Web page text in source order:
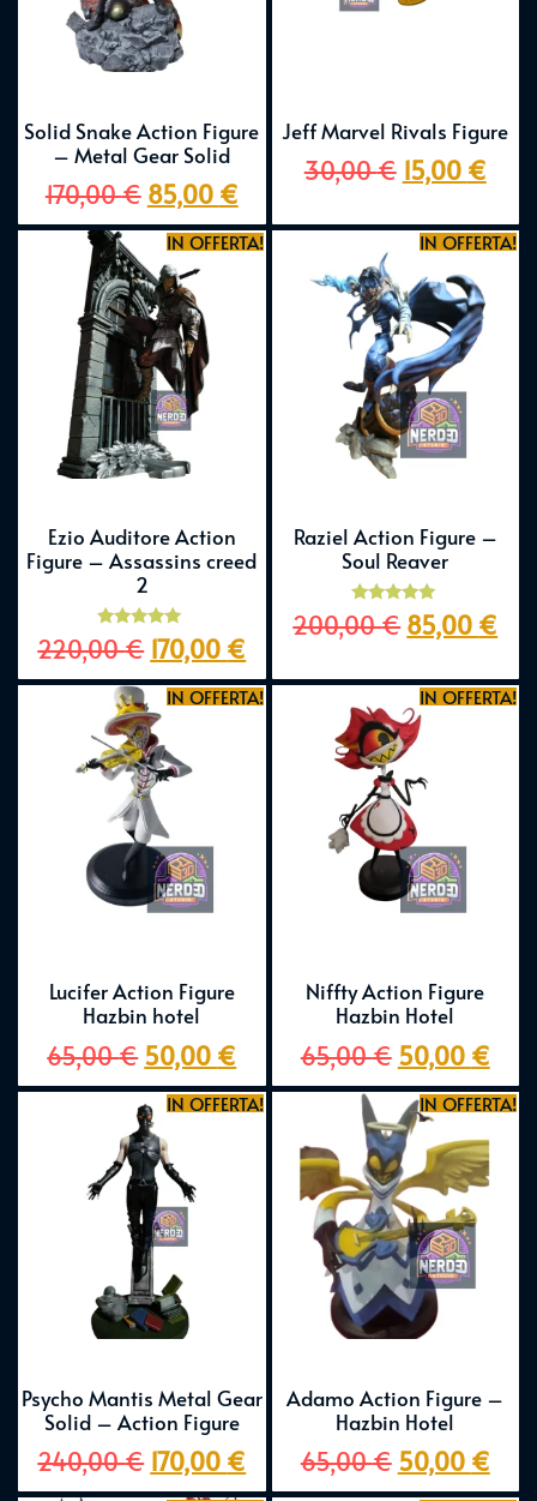
Solid Snake Action Figure
– Metal Gear Solid
170,00€ 85,00 €
Jeff Marvel Rivals Figure
30,00€ 15,00 €
IN OFFERTA!
Ezio Auditore Action
Figure – Assassins creed
2
Valutato
5.00
220,00€ 170,00 €
IN OFFERTA!
Raziel Action Figure –
Soul Reaver
Valutato
5.00
200,00€ 85,00 €
IN OFFERTA!
Lucifer Action Figure
Hazbin hotel
65,00€ 50,00 €
IN OFFERTA!
Niffty Action Figure
Hazbin Hotel
65,00€ 50,00 €
IN OFFERTA!
Psycho Mantis Metal Gear
Solid – Action Figure
240,00€ 170,00 €
IN OFFERTA!
Adamo Action Figure –
Hazbin Hotel
65,00€ 50,00 €